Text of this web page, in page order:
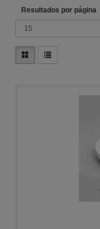
Resultados por página